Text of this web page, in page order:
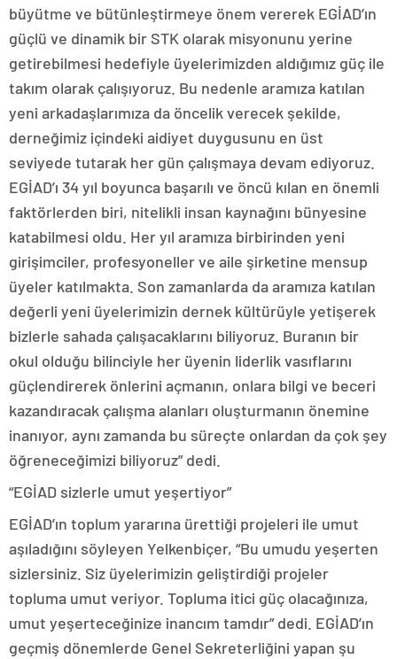
büyütme ve bütünleştirmeye önem vererek EGİAD’ın
güçlü ve dinamik bir STK olarak misyonunu yerine
getirebilmesi hedefiyle üyelerimizden aldığımız güç ile
takım olarak çalışıyoruz. Bu nedenle aramıza katılan
yeni arkadaşlarımıza da öncelik verecek şekilde,
derneğimiz içindeki aidiyet duygusunu en üst
seviyede tutarak her gün çalışmaya devam ediyoruz.
EGİAD’ı 34 yıl boyunca başarılı ve öncü kılan en önemli
faktörlerden biri, nitelikli insan kaynağını bünyesine
katabilmesi oldu. Her yıl aramıza birbirinden yeni
girişimciler, profesyoneller ve aile şirketine mensup
üyeler katılmakta. Son zamanlarda da aramıza katılan
değerli yeni üyelerimizin dernek kültürüyle yetişerek
bizlerle sahada çalışacaklarını biliyoruz. Buranın bir
okul olduğu bilinciyle her üyenin liderlik vasıflarını
güçlendirerek önlerini açmanın, onlara bilgi ve beceri
kazandıracak çalışma alanları oluşturmanın önemine
inanıyor, aynı zamanda bu süreçte onlardan da çok şey
öğreneceğimizi biliyoruz” dedi.
“EGİAD sizlerle umut yeşertiyor”
EGİAD’ın toplum yararına ürettiği projeleri ile umut
aşıladığını söyleyen Yelkenbiçer, “Bu umudu yeşerten
sizlersiniz. Siz üyelerimizin geliştirdiği projeler
topluma umut veriyor. Topluma itici güç olacağınıza,
umut yeşerteceğinize inancım tamdır” dedi. EGİAD’ın
geçmiş dönemlerde Genel Sekreterliğini yapan şu